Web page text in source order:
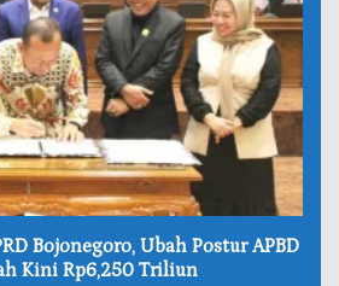
Bojonegoro, Ubah Postur APBD
Kini Rp6,250 Triliun